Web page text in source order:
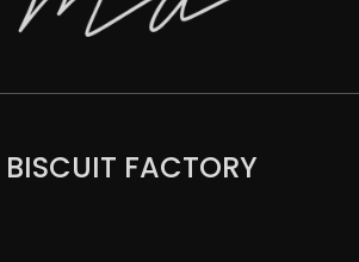
FACTORY